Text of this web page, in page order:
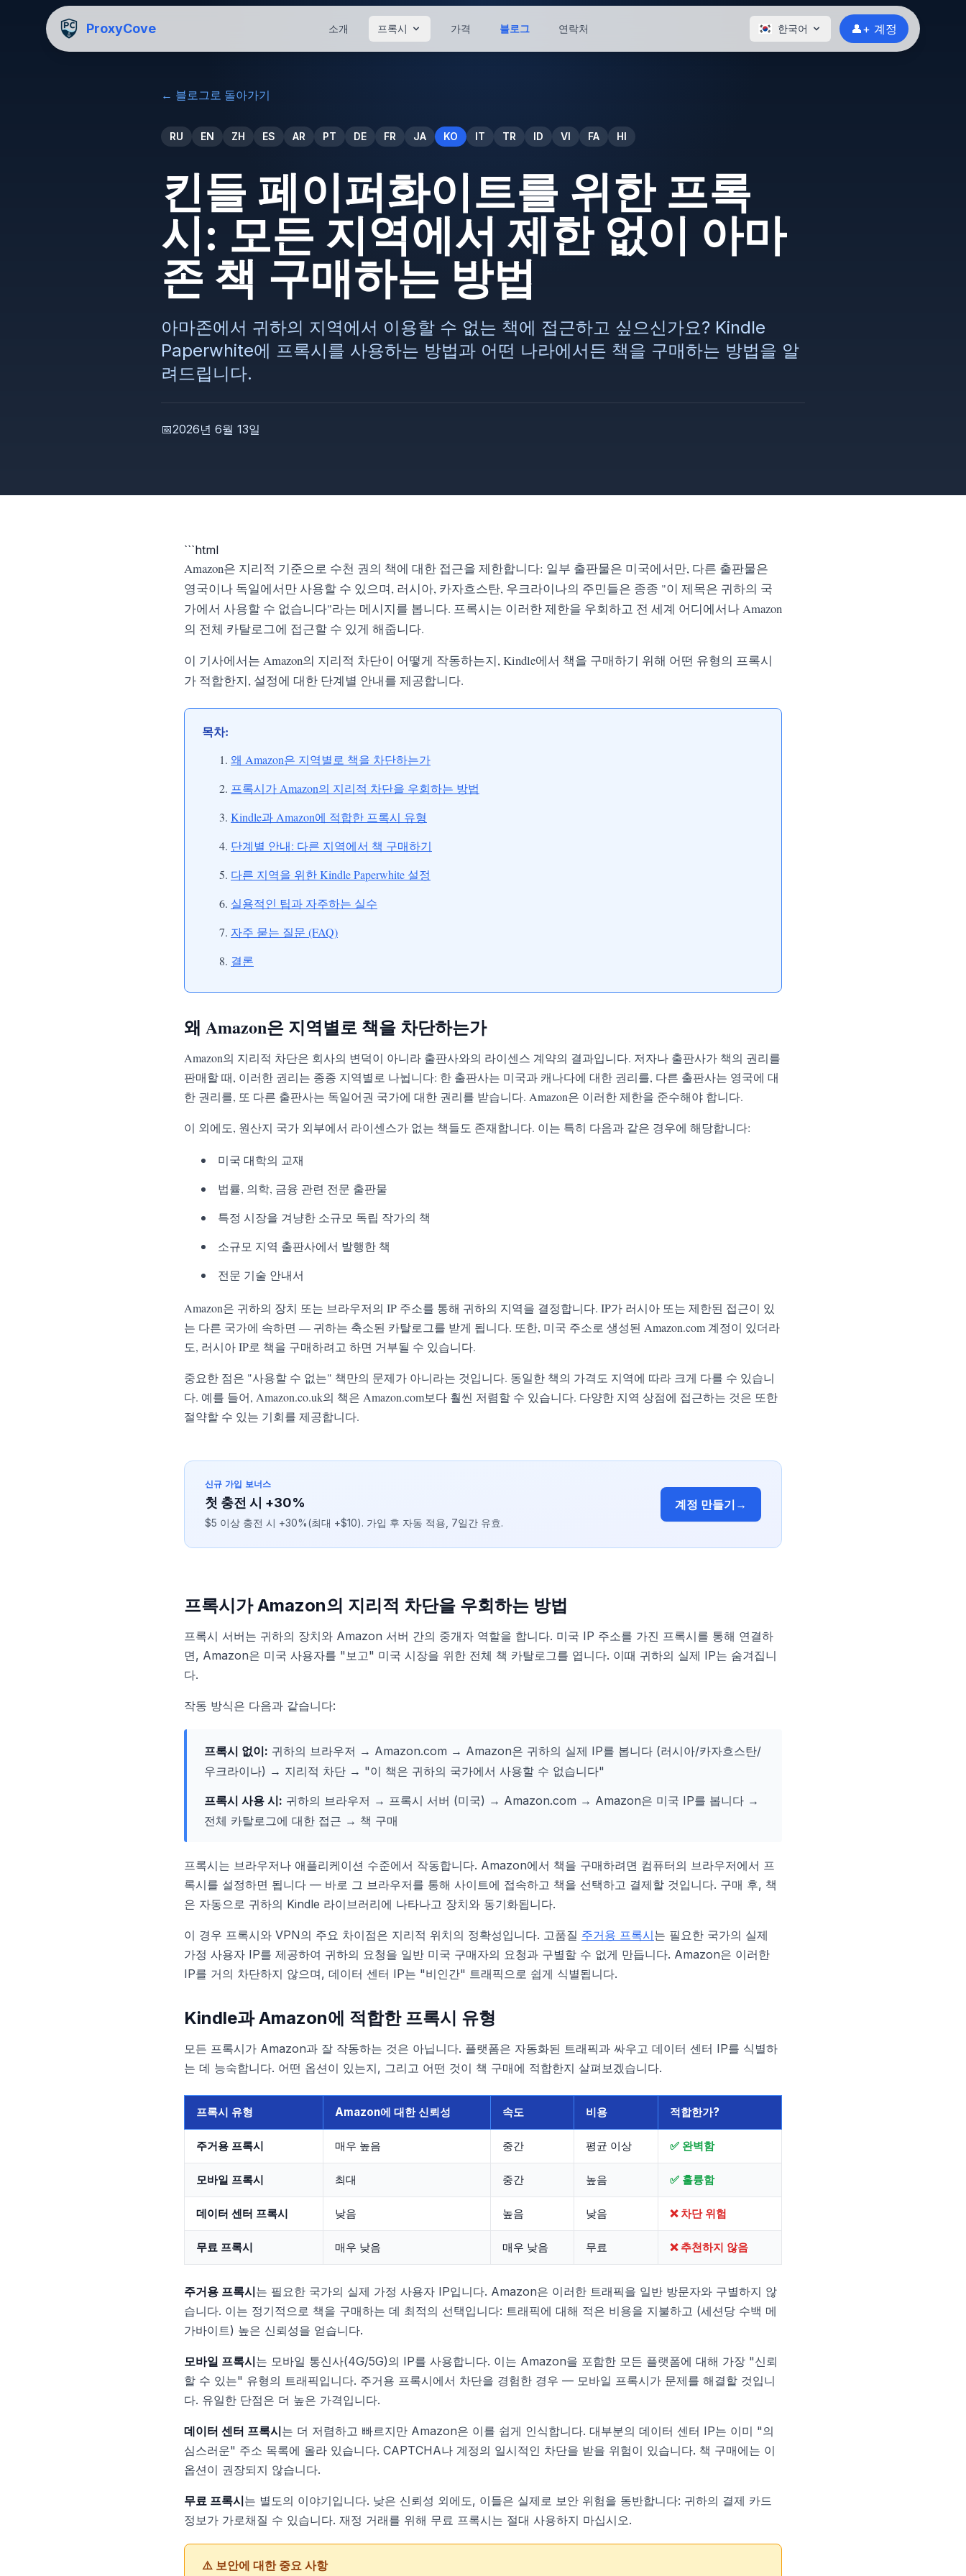
ProxyCove 소개 프록시 가격 블로그 연락처 한국어 👤+ 계정
← 블로그로 돌아가기
RU EN ZH ES AR PT DE FR JA KO IT TR ID VI FA HI
킨들 페이퍼화이트를 위한 프록
시: 모든 지역에서 제한 없이 아마
존 책 구매하는 방법
아마존에서 귀하의 지역에서 이용할 수 없는 책에 접근하고 싶으신가요? Kindle
Paperwhite에 프록시를 사용하는 방법과 어떤 나라에서든 책을 구매하는 방법을 알
려드립니다.
📅2026년 6월 13일
```html
Amazon은 지리적 기준으로 수천 권의 책에 대한 접근을 제한합니다: 일부 출판물은 미국에서만, 다른 출판물은
영국이나 독일에서만 사용할 수 있으며, 러시아, 카자흐스탄, 우크라이나의 주민들은 종종 "이 제목은 귀하의 국
가에서 사용할 수 없습니다"라는 메시지를 봅니다. 프록시는 이러한 제한을 우회하고 전 세계 어디에서나 Amazon
의 전체 카탈로그에 접근할 수 있게 해줍니다.
이 기사에서는 Amazon의 지리적 차단이 어떻게 작동하는지, Kindle에서 책을 구매하기 위해 어떤 유형의 프록시
가 적합한지, 설정에 대한 단계별 안내를 제공합니다.
목차:
왜 Amazon은 지역별로 책을 차단하는가
프록시가 Amazon의 지리적 차단을 우회하는 방법
Kindle과 Amazon에 적합한 프록시 유형
단계별 안내: 다른 지역에서 책 구매하기
다른 지역을 위한 Kindle Paperwhite 설정
실용적인 팁과 자주하는 실수
자주 묻는 질문 (FAQ)
결론
왜 Amazon은 지역별로 책을 차단하는가
Amazon의 지리적 차단은 회사의 변덕이 아니라 출판사와의 라이센스 계약의 결과입니다. 저자나 출판사가 책의 권리를
판매할 때, 이러한 권리는 종종 지역별로 나뉩니다: 한 출판사는 미국과 캐나다에 대한 권리를, 다른 출판사는 영국에 대
한 권리를, 또 다른 출판사는 독일어권 국가에 대한 권리를 받습니다. Amazon은 이러한 제한을 준수해야 합니다.
이 외에도, 원산지 국가 외부에서 라이센스가 없는 책들도 존재합니다. 이는 특히 다음과 같은 경우에 해당합니다:
미국 대학의 교재
법률, 의학, 금융 관련 전문 출판물
특정 시장을 겨냥한 소규모 독립 작가의 책
소규모 지역 출판사에서 발행한 책
전문 기술 안내서
Amazon은 귀하의 장치 또는 브라우저의 IP 주소를 통해 귀하의 지역을 결정합니다. IP가 러시아 또는 제한된 접근이 있
는 다른 국가에 속하면 — 귀하는 축소된 카탈로그를 받게 됩니다. 또한, 미국 주소로 생성된 Amazon.com 계정이 있더라
도, 러시아 IP로 책을 구매하려고 하면 거부될 수 있습니다.
중요한 점은 "사용할 수 없는" 책만의 문제가 아니라는 것입니다. 동일한 책의 가격도 지역에 따라 크게 다를 수 있습니
다. 예를 들어, Amazon.co.uk의 책은 Amazon.com보다 훨씬 저렴할 수 있습니다. 다양한 지역 상점에 접근하는 것은 또한
절약할 수 있는 기회를 제공합니다.
신규 가입 보너스
첫 충전 시 +30%
$5 이상 충전 시 +30%(최대 +$10). 가입 후 자동 적용, 7일간 유효.
계정 만들기 →
프록시가 Amazon의 지리적 차단을 우회하는 방법
프록시 서버는 귀하의 장치와 Amazon 서버 간의 중개자 역할을 합니다. 미국 IP 주소를 가진 프록시를 통해 연결하
면, Amazon은 미국 사용자를 "보고" 미국 시장을 위한 전체 책 카탈로그를 엽니다. 이때 귀하의 실제 IP는 숨겨집니
다.
작동 방식은 다음과 같습니다:
프록시 없이: 귀하의 브라우저 → Amazon.com → Amazon은 귀하의 실제 IP를 봅니다 (러시아/카자흐스탄/
우크라이나) → 지리적 차단 → "이 책은 귀하의 국가에서 사용할 수 없습니다"
프록시 사용 시: 귀하의 브라우저 → 프록시 서버 (미국) → Amazon.com → Amazon은 미국 IP를 봅니다 →
전체 카탈로그에 대한 접근 → 책 구매
프록시는 브라우저나 애플리케이션 수준에서 작동합니다. Amazon에서 책을 구매하려면 컴퓨터의 브라우저에서 프
록시를 설정하면 됩니다 — 바로 그 브라우저를 통해 사이트에 접속하고 책을 선택하고 결제할 것입니다. 구매 후, 책
은 자동으로 귀하의 Kindle 라이브러리에 나타나고 장치와 동기화됩니다.
이 경우 프록시와 VPN의 주요 차이점은 지리적 위치의 정확성입니다. 고품질 주거용 프록시는 필요한 국가의 실제
가정 사용자 IP를 제공하여 귀하의 요청을 일반 미국 구매자의 요청과 구별할 수 없게 만듭니다. Amazon은 이러한
IP를 거의 차단하지 않으며, 데이터 센터 IP는 "비인간" 트래픽으로 쉽게 식별됩니다.
Kindle과 Amazon에 적합한 프록시 유형
모든 프록시가 Amazon과 잘 작동하는 것은 아닙니다. 플랫폼은 자동화된 트래픽과 싸우고 데이터 센터 IP를 식별하
는 데 능숙합니다. 어떤 옵션이 있는지, 그리고 어떤 것이 책 구매에 적합한지 살펴보겠습니다.
프록시 유형 Amazon에 대한 신뢰성 속도 비용 적합한가?
주거용 프록시 매우 높음 중간 평균 이상 ✅ 완벽함
모바일 프록시 최대 중간 높음 ✅ 훌륭함
데이터 센터 프록시 낮음 높음 낮음 ❌ 차단 위험
무료 프록시 매우 낮음 매우 낮음 무료 ❌ 추천하지 않음
주거용 프록시는 필요한 국가의 실제 가정 사용자 IP입니다. Amazon은 이러한 트래픽을 일반 방문자와 구별하지 않
습니다. 이는 정기적으로 책을 구매하는 데 최적의 선택입니다: 트래픽에 대해 적은 비용을 지불하고 (세션당 수백 메
가바이트) 높은 신뢰성을 얻습니다.
모바일 프록시는 모바일 통신사(4G/5G)의 IP를 사용합니다. 이는 Amazon을 포함한 모든 플랫폼에 대해 가장 "신뢰
할 수 있는" 유형의 트래픽입니다. 주거용 프록시에서 차단을 경험한 경우 — 모바일 프록시가 문제를 해결할 것입니
다. 유일한 단점은 더 높은 가격입니다.
데이터 센터 프록시는 더 저렴하고 빠르지만 Amazon은 이를 쉽게 인식합니다. 대부분의 데이터 센터 IP는 이미 "의
심스러운" 주소 목록에 올라 있습니다. CAPTCHA나 계정의 일시적인 차단을 받을 위험이 있습니다. 책 구매에는 이
옵션이 권장되지 않습니다.
무료 프록시는 별도의 이야기입니다. 낮은 신뢰성 외에도, 이들은 실제로 보안 위험을 동반합니다: 귀하의 결제 카드
정보가 가로채질 수 있습니다. 재정 거래를 위해 무료 프록시는 절대 사용하지 마십시오.
⚠️ 보안에 대한 중요 사항